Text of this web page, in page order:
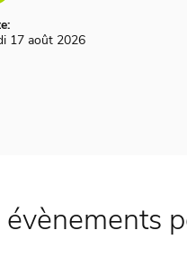
17 août 2026
évènements